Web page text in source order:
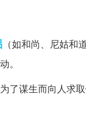
（如和尚、尼姑和
。
了谋生而向人求取